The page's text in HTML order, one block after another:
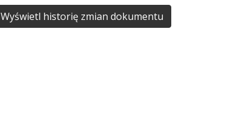
Wyświetl historię zmian dokumentu